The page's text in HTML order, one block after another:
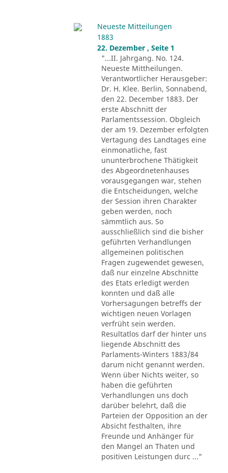
Neueste Mitteilungen
1883
22. Dezember , Seite 1
"...II. Jahrgang. No. 124.
Neueste Mittheilungen.
Verantwortlicher Herausgeber:
Dr. H. Klee. Berlin, Sonnabend,
den 22. December 1883. Der
erste Abschnitt der
Parlamentssession. Obgleich
der am 19. Dezember erfolgten
Vertagung des Landtages eine
einmonatliche, fast
ununterbrochene Thätigkeit
des Abgeordnetenhauses
vorausgegangen war, stehen
die Entscheidungen, welche
der Session ihren Charakter
geben werden, noch
sämmtlich aus. So
ausschließlich sind die bisher
geführten Verhandlungen
allgemeinen politischen
Fragen zugewendet gewesen,
daß nur einzelne Abschnitte
des Etats erledigt werden
konnten und daß alle
Vorhersagungen betreffs der
wichtigen neuen Vorlagen
verfrüht sein werden.
Resultatlos darf der hinter uns
liegende Abschnitt des
Parlaments-Winters 1883/84
darum nicht genannt werden.
Wenn über Nichts weiter, so
haben die geführten
Verhandlungen uns doch
darüber belehrt, daß die
Parteien der Opposition an der
Absicht festhalten, ihre
Freunde und Anhänger für
den Mangel an Thaten und
positiven Leistungen durc ..."